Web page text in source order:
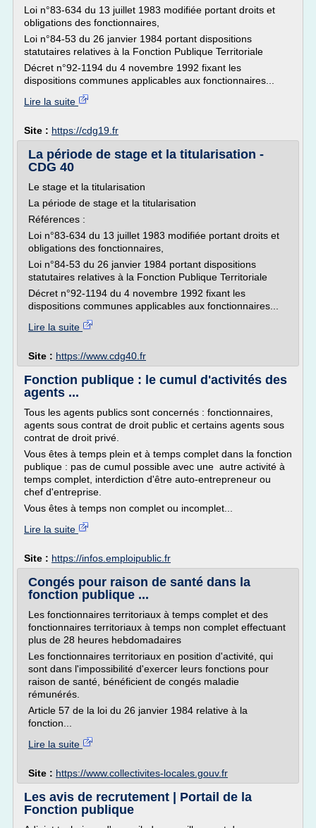
Loi n°83-634 du 13 juillet 1983 modifiée portant droits et
obligations des fonctionnaires,
Loi n°84-53 du 26 janvier 1984 portant dispositions
statutaires relatives à la Fonction Publique Territoriale
Décret n°92-1194 du 4 novembre 1992 fixant les
dispositions communes applicables aux fonctionnaires...
Lire la suite
Site : https://cdg19.fr
La période de stage et la titularisation -
CDG 40
Le stage et la titularisation
La période de stage et la titularisation
Références :
Loi n°83-634 du 13 juillet 1983 modifiée portant droits et
obligations des fonctionnaires,
Loi n°84-53 du 26 janvier 1984 portant dispositions
statutaires relatives à la Fonction Publique Territoriale
Décret n°92-1194 du 4 novembre 1992 fixant les
dispositions communes applicables aux fonctionnaires...
Lire la suite
Site : https://www.cdg40.fr
Fonction publique : le cumul d'activités des
agents ...
Tous les agents publics sont concernés : fonctionnaires,
agents sous contrat de droit public et certains agents sous
contrat de droit privé.
Vous êtes à temps plein et à temps complet dans la fonction
publique : pas de cumul possible avec une autre activité à
temps complet, interdiction d'être auto-entrepreneur ou
chef d'entreprise.
Vous êtes à temps non complet ou incomplet...
Lire la suite
Site : https://infos.emploipublic.fr
Congés pour raison de santé dans la
fonction publique ...
Les fonctionnaires territoriaux à temps complet et des
fonctionnaires territoriaux à temps non complet effectuant
plus de 28 heures hebdomadaires
Les fonctionnaires territoriaux en position d'activité, qui
sont dans l'impossibilité d'exercer leurs fonctions pour
raison de santé, bénéficient de congés maladie
rémunérés.
Article 57 de la loi du 26 janvier 1984 relative à la
fonction...
Lire la suite
Site : https://www.collectivites-locales.gouv.fr
Les avis de recrutement | Portail de la
Fonction publique